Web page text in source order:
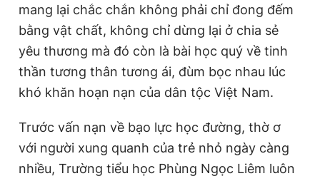
mang lại chắc chắn không phải chỉ đong đếm
bằng vật chất, không chỉ dừng lại ở chia sẻ
yêu thương mà đó còn là bài học quý về tinh
thần tương thân tương ái, đùm bọc nhau lúc
khó khăn hoạn nạn của dân tộc Việt Nam.
Trước vấn nạn về bạo lực học đường, thờ ơ
với người xung quanh của trẻ nhỏ ngày càng
nhiều, Trường tiểu học Phùng Ngọc Liêm luôn